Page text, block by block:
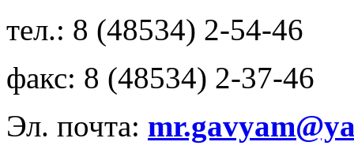
тел.: 8 (48534) 2-54-46
факс: 8 (48534) 2-37-46
Эл. почта: